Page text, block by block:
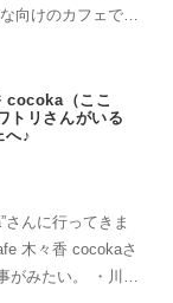
cocoka（ここ
トリさんがいる
へ♪
んに行ってきま
い。 ・川沿